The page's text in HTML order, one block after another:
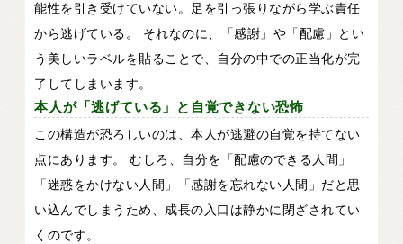
能性を引き受けていない。足を引っ張りながら学ぶ責任
から逃げている。 それなのに、「感謝」や「配慮」とい
う美しいラベルを貼ることで、自分の中での正当化が完
了してしまいます。
本人が「逃げている」と自覚できない恐怖
この構造が恐ろしいのは、本人が逃避の自覚を持てない
点にあります。 むしろ、自分を「配慮のできる人間」
「迷惑をかけない人間」「感謝を忘れない人間」だと思
い込んでしまうため、成長の入口は静かに閉ざされてい
くのです。